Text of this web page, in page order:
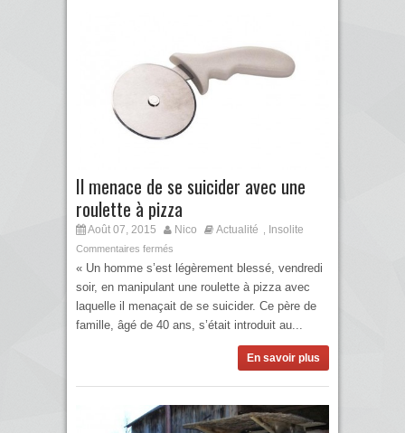
Il menace de se suicider avec une
roulette à pizza
Août 07, 2015 Nico Actualité , Insolite
Commentaires fermés
« Un homme s’est légèrement blessé, vendredi
soir, en manipulant une roulette à pizza avec
laquelle il menaçait de se suicider. Ce père de
famille, âgé de 40 ans, s’était introduit au...
En savoir plus